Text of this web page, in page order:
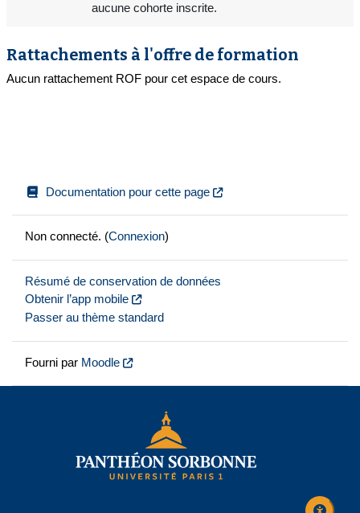
aucune cohorte inscrite.
Rattachements à l'offre de formation
Aucun rattachement ROF pour cet espace de cours.
Documentation pour cette page
Non connecté. (Connexion)
Résumé de conservation de données
Obtenir l’app mobile
Passer au thème standard
Fourni par Moodle